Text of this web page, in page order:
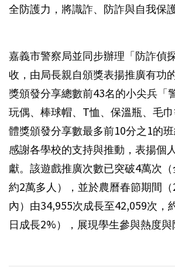
全防護力，將識詐、防詐與自我保
嘉義市警察局並同步辦理「防詐偵
收，由局長親自頒獎表揚推廣有功
獎頒發分享總數前43名的小尖兵「
玩偶、棒球帽、T恤、保溫瓶、毛
體獎頒發分享數最多前10分之1的
感謝各學校的支持與推動，表揚個
獻。該遊戲推廣次數已突破4萬次
約2萬多人），並於農曆春節期間
內）由34,955次成長至42,059次，
日成長2%），展現學生參與熱度與